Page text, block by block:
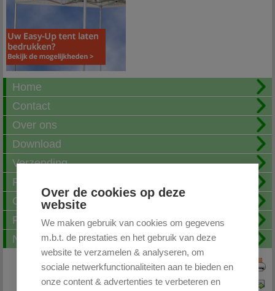
Over de cookies op deze
website
We maken gebruik van cookies om gegevens
m.b.t. de prestaties en het gebruik van deze
website te verzamelen & analyseren, om
sociale netwerkfunctionaliteiten aan te bieden en
onze content & advertenties te verbeteren en
Home
Contact
Over ons
Download
Verzending
Fotoalbum
Openingstijden
FAQ
Nieuwsbrief
Print deze pagina
Pagina doorsturen